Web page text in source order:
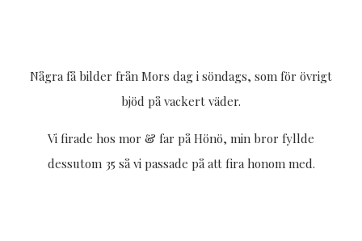
Några få bilder från Mors dag i söndags, som för övrigt
bjöd på vackert väder.
Vi firade hos mor & far på Hönö, min bror fyllde
dessutom 35 så vi passade på att fira honom med.